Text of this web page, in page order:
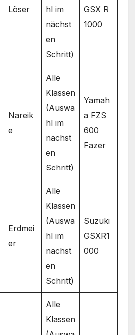
Löser
hl im
nächst
en
Schritt)
GSX R
1000
Nareik
e
Alle
Klassen
(Auswa
hl im
nächst
en
Schritt)
Yamah
a FZS
600
Fazer
Erdmei
er
Alle
Klassen
(Auswa
hl im
nächst
en
Schritt)
Suzuki
GSXR1
000
Alle
Klassen